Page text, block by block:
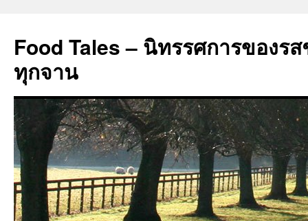
Food Tales – นิทรรศการของร
ทุกจาน